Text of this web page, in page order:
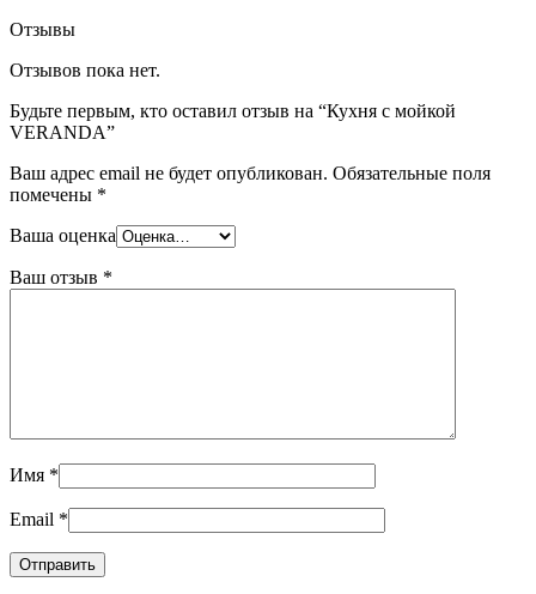
Отзывы
Отзывов пока нет.
Будьте первым, кто оставил отзыв на “Кухня с мойкой
VERANDA”
Ваш адрес email не будет опубликован. Обязательные поля
помечены *
Ваша оценка
Ваш отзыв *
Имя *
Email *